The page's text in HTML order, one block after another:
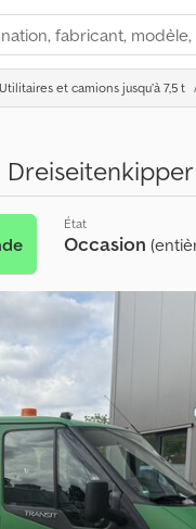
Utilitaires et camions jusqu’à 7,5 t
Dreiseitenkipper
État
Occasion